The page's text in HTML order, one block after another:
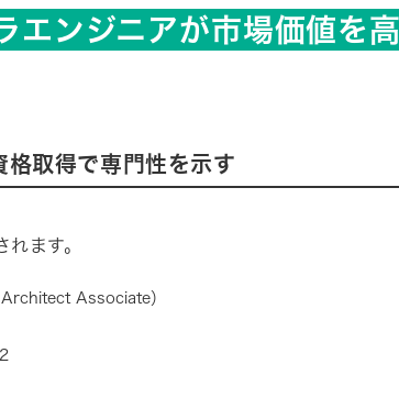
エンジニアが市場価値を
取得で専門性を示す
ます。
Associate）